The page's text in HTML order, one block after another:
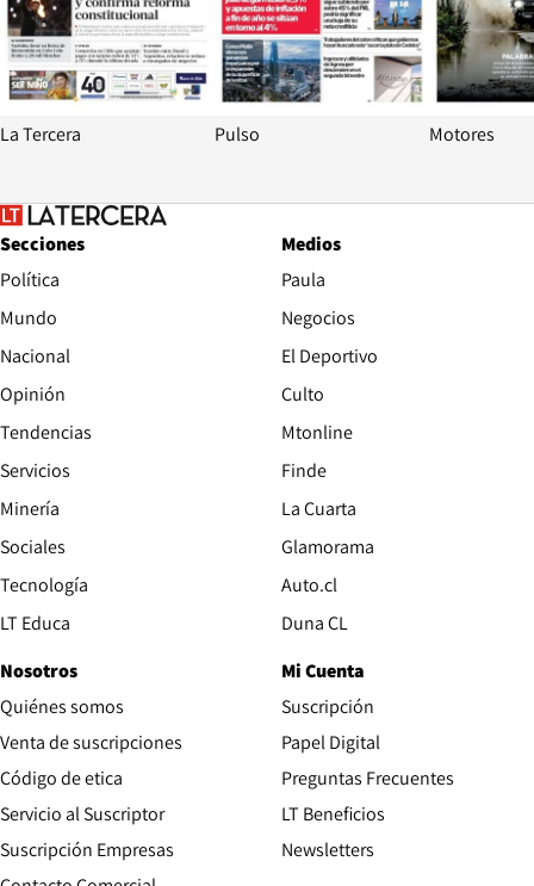
La Tercera Pulso Motores
Secciones
Política
Mundo
Nacional
Opinión
Tendencias
Servicios
Minería
Sociales
Tecnología
LT Educa
Medios
Paula
Negocios
El Deportivo
Culto
Mtonline
Finde
La Cuarta
Glamorama
Auto.clOpens in new window
Duna CLOpens in new window
Nosotros
Quiénes somos
Venta de suscripciones
Código de etica Opens in new window
Servicio al Suscriptor
Suscripción Empresas
Mi Cuenta
Suscripción
Papel DigitalOpens in new
Preguntas Frecuentes
LT Beneficios
Newsletters